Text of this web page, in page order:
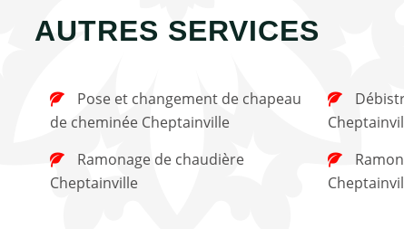
AUTRES SERVICES
de cheminée Cheptainville
Cheptainville